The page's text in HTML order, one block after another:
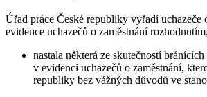
Úřad práce České republiky vyřadí uchazeče
evidence uchazečů o zaměstnání
nastala některá ze skutečností
v evidenci uchazečů o zaměstnání,
republiky bez vážných důvodů ve